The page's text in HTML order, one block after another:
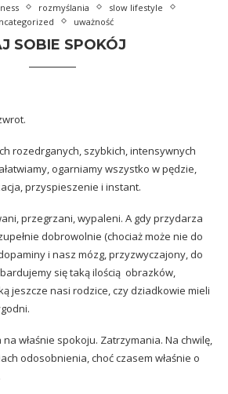
rozmyślania
slow lifestyle
uważność
SOBIE SPOKÓJ
rozedrganych, szybkich, intensywnych
ogarniamy wszystko w pędzie,
przyspieszenie i instant.
przegrzani, wypaleni. A gdy przydarza
dobrowolnie (chociaż może nie do
i nasz mózg, przyzwyczajony, do
się taką ilością obrazków,
jeszcze nasi rodzice, czy dziadkowie mieli
właśnie spokoju. Zatrzymania. Na chwilę,
odosobnienia, choć czasem właśnie o